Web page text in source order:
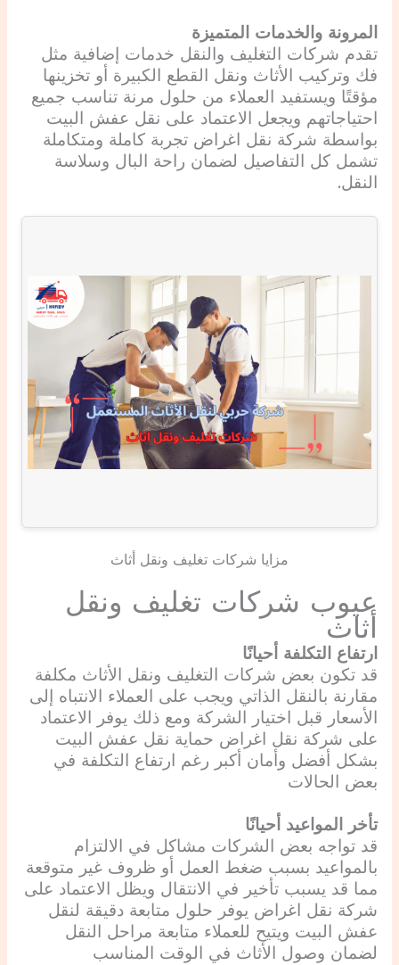
المرونة والخدمات المتميزة
تقدم شركات التغليف والنقل خدمات إضافية مثل
فك وتركيب الأثاث ونقل القطع الكبيرة أو تخزينها
مؤقتًا ويستفيد العملاء من حلول مرنة تناسب جميع
احتياجاتهم ويجعل الاعتماد على نقل عفش البيت
بواسطة شركة نقل اغراض تجربة كاملة ومتكاملة
تشمل كل التفاصيل لضمان راحة البال وسلاسة
النقل.
مزايا شركات تغليف ونقل أثاث
عيوب شركات تغليف ونقل
أثاث
ارتفاع التكلفة أحيانًا
قد تكون بعض شركات التغليف ونقل الأثاث مكلفة
مقارنة بالنقل الذاتي ويجب على العملاء الانتباه إلى
الأسعار قبل اختيار الشركة ومع ذلك يوفر الاعتماد
على شركة نقل اغراض حماية نقل عفش البيت
بشكل أفضل وأمان أكبر رغم ارتفاع التكلفة في
بعض الحالات
تأخر المواعيد أحيانًا
قد تواجه بعض الشركات مشاكل في الالتزام
بالمواعيد بسبب ضغط العمل أو ظروف غير متوقعة
مما قد يسبب تأخير في الانتقال ويظل الاعتماد على
شركة نقل اغراض يوفر حلول متابعة دقيقة لنقل
عفش البيت ويتيح للعملاء متابعة مراحل النقل
لضمان وصول الأثاث في الوقت المناسب